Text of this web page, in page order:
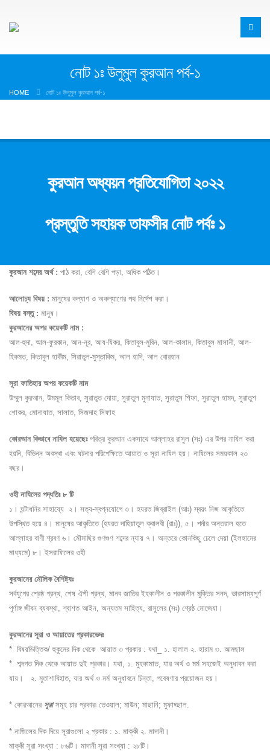
নোট ১ঃ উলুমুল কুরআন পর্ব-১
HOME নোট ১ঃ উলুমুল কুরআন পর্ব-১
কুরআন অধ্যয়ন প্রতিযোগিতা ২০২২
প্রস্তুতি সহায়ক তাফসীর নোট পর্বঃ ১
কুরআন শব্দের অর্থ : পাঠ করা, বেশি বেশি পড়া, অধিক পঠিত।
আলোচ্য বিষয় : মানুষের কল্যাণ ও অকল্যাণের পথ নির্দেশ করা।
বিষয় বস্তু : মানুষ।
কুরআনের অপর কয়েকটি নাম :
আল-হুদা, আল-ফুরকান, আন-নূর, আয-যিকর, কিতাবুল-মুবিন, আল-কালাম, কিতাবুল মাসানী, আল-
হিকমত, কিতাবুল হাকীম, সিরাতুল-মুস্তাকিম, আল হাদি, আল বোরহান
সূরা ফাতিহার অপর কয়েকটি নাম
উম্মুল কুরআন, উমমূল কিতাব, সুরাতুত দোয়া, সুরাতুল মুনাযাত, সুরাতুস শিফা, সুরাতুল হামদ, সুরাতুশ
শোকর, মোনাযাত, সালাত, সিজদাহ সিফাহ
কোরআন কিভাবে নাযিল হয়েছেঃপবিত্র কুরআন একসাথে আল্লাহর রাসুল (সঃ) এর উপর নাযিল করা
হয়নি, বিভিন্ন অবস্থা এবং ঘটনার পরিপেক্ষিতে আয়াত ও সূরা নাযিল হয়। নাযিলের সময়কাল ২৩
বছর।
ওহী নাযিলের পদ্ধতিঃ ৮ টি
১। ঘন্টাধনির সাহায্যে ২। সত্য-স্বপ্নযোগে ৩। হযরত জিব্রাইল (আঃ) স্বয়ং নিজ আকৃতিতে
উপস্থিত হয়ে ৪। মানুষের আকৃতিতে (হযরত দাহিয়াতুল ক্বালবী (রাঃ)), ৫। পর্দার অন্তরাল হতে
আল্লাহর বাণী শ্রবণ ৬। মৌমাছির গুণগুণ শব্দের ন্যায় ৭। অন্তরে কোনকিছু ঢেলে দেয়া (ইলহামের
মাধ্যমে) ৮। ইসরাফিলের ওহী
কুরআনের মৌলিক বৈশিষ্ট্যঃ
সর্বযুগের শ্রেষ্ঠ গ্রন্থ, শেষ ঐশী গ্রন্থ, মানব জাতির ইহকালীন ও পরকালীন মুক্তির সনদ, ভারসাম্যপূর্ণ
পূর্ণাঙ্গ জীবন ব্যবস্থা, শ্বাশত আইন, অন্যতম সাহিত্য, রাসুলের (সঃ) শ্রেষ্ঠ মোজেযা।
কুরআনের সূরা ও আয়াতের প্রকারভেদঃ
* বিষয়ভিত্তিক/ হুকুমের দিক থেকে আয়াত ৩ প্রকার : যথা_ ১. হালাল ২. হারাম ৩. আমছাল
* শব্দগত দিক থেকে আয়াত দুই প্রকার। যথা, ১. মুহকামাত, যার অর্থ ও মর্ম সহজেই অনুধাবন করা
যায়। ২. মুতাশাবিহাত, যার অর্থ ও মর্ম অনুধাবনে চিন্তা, গবেষণার প্রয়োজন হয়।
* কোরআনের সূরাসমূহ চার প্রকার৷ তেওয়াল; মাউন; মাছানি; মুফাছ্ছাল.
* নাজিলের দিক দিয়ে সূরাগুলো ২ প্রকার : ১. মাক্কী ২. মাদানী।
মাক্কী সূরা সংখ্যা : ৮৬টি। মাদানী সূরা সংখ্যা : ২৮টি।